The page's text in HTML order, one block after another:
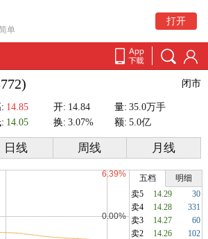
单
打开
闭市
14.85 开: 14.84 量: 35.0万手
14.05 换: 3.07% 额: 5.0亿
日线 周线 月线
五档
明细
卖5
14.29
30
卖4
14.28
331
卖3
14.27
60
卖2
14.26
102